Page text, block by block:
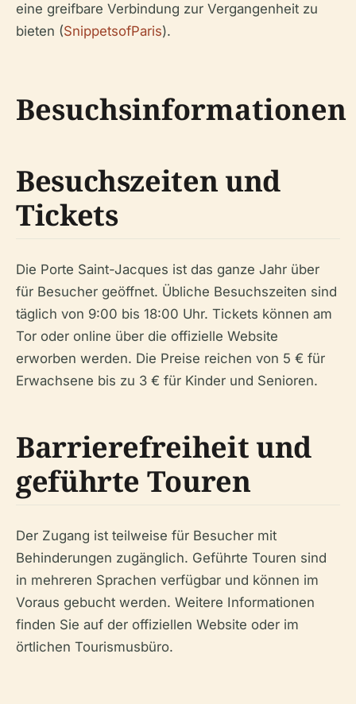
eine greifbare Verbindung zur Vergangenheit zu
bieten (SnippetsofParis).
Besuchsinformationen
Besuchszeiten und
Tickets
Die Porte Saint-Jacques ist das ganze Jahr über
für Besucher geöffnet. Übliche Besuchszeiten sind
täglich von 9:00 bis 18:00 Uhr. Tickets können am
Tor oder online über die offizielle Website
erworben werden. Die Preise reichen von 5 € für
Erwachsene bis zu 3 € für Kinder und Senioren.
Barrierefreiheit und
geführte Touren
Der Zugang ist teilweise für Besucher mit
Behinderungen zugänglich. Geführte Touren sind
in mehreren Sprachen verfügbar und können im
Voraus gebucht werden. Weitere Informationen
finden Sie auf der offiziellen Website oder im
örtlichen Tourismusbüro.